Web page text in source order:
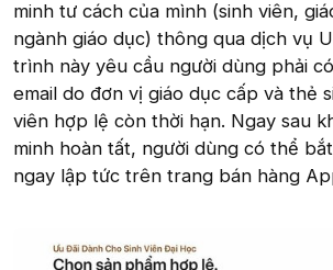
minh tư cách của mình (sinh viên,
ngành giáo dục) thông qua dịch vụ
trình này yêu cầu người dùng phải
email do đơn vị giáo dục cấp và thẻ
viên hợp lệ còn thời hạn. Ngay sau
minh hoàn tất, người dùng có thể
ngay lập tức trên trang bán hàng